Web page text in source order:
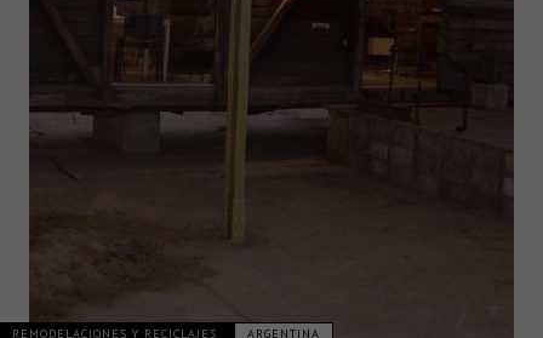
REMODELACIONES Y RECICLAJES ARGENTINA